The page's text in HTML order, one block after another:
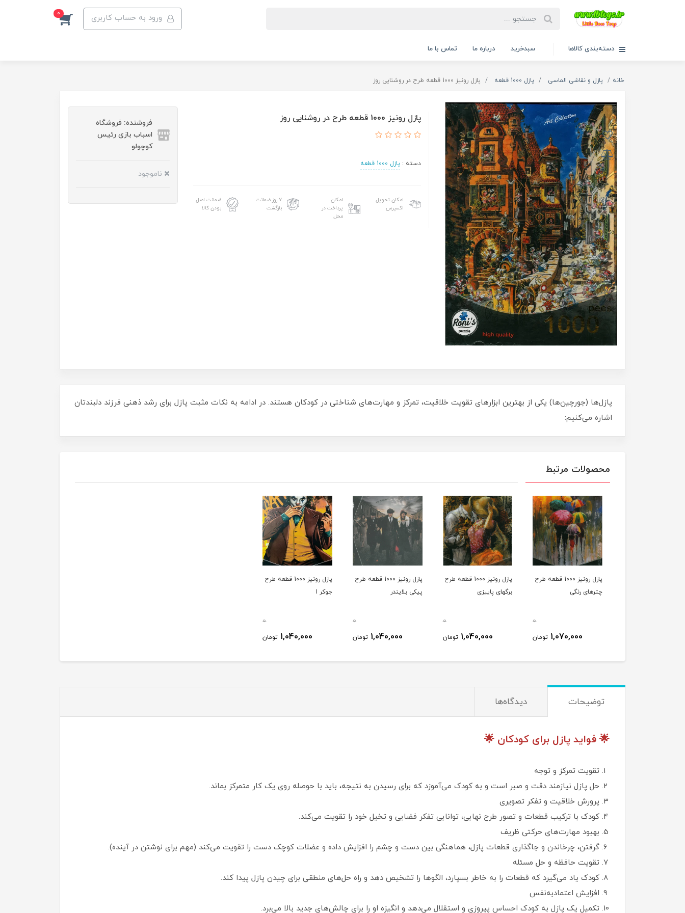
ورود به حساب کاربری 0
دسته‌بندی کالاها سبدخرید درباره ما تماس با ما
خانه پازل و نقاشی الماسی پازل 1000 قطعه پازل رونیز 1000 قطعه طرح در روشنایی روز
پازل رونیز 1000 قطعه طرح در روشنایی روز
دسته : پازل 1000 قطعه
امکان تحویل
اکسپرس
امکان
پرداخت در
محل
۷ روز ضمانت
بازگشت
ضمانت اصل
بودن کالا
فروشنده: فروشگاه
اسباب بازی رئیس
کوچولو
ناموجود
پازل‌ها (جورچین‌ها) یکی از بهترین ابزارهای تقویت خلاقیت، تمرکز و مهارت‌های شناختی در کودکان هستند. در ادامه به نکات مثبت پازل برای رشد ذهنی فرزند دلبندتان
اشاره می‌کنیم:
محصولات مرتبط
پازل رونیز 1000 قطعه طرح
چترهای رنگی
0
1,070,000 تومان
پازل رونیز 1000 قطعه طرح
برگهای پاییزی
0
1,040,000 تومان
پازل رونیز 1000 قطعه طرح
پیکی بلایندر
0
1,040,000 تومان
پازل رونیز 1000 قطعه طرح
جوکر 1
0
1,040,000 تومان
توضیحات دیدگاه‌ها
🌟 فواید پازل برای کودکان 🌟
تقویت تمرکز و توجه
حل پازل نیازمند دقت و صبر است و به کودک می‌آموزد که برای رسیدن به نتیجه، باید با حوصله روی یک کار متمرکز بماند.
پرورش خلاقیت و تفکر تصویری
کودک با ترکیب قطعات و تصور طرح نهایی، توانایی تفکر فضایی و تخیل خود را تقویت می‌کند.
بهبود مهارت‌های حرکتی ظریف
گرفتن، چرخاندن و جاگذاری قطعات پازل، هماهنگی بین دست و چشم را افزایش داده و عضلات کوچک دست را تقویت می‌کند (مهم برای نوشتن در آینده).
تقویت حافظه و حل مسئله
کودک یاد می‌گیرد که قطعات را به خاطر بسپارد، الگوها را تشخیص دهد و راه‌ حل‌های منطقی برای چیدن پازل پیدا کند.
افزایش اعتمادبه‌نفس
تکمیل یک پازل به کودک احساس پیروزی و استقلال می‌دهد و انگیزه او را برای چالش‌های جدید بالا می‌برد.